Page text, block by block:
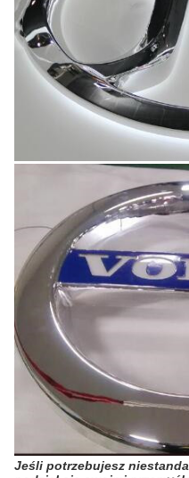
Jeśli potrzebujesz